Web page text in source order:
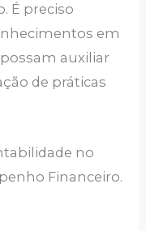
É preciso
em
auxiliar
de práticas
no
Financeiro.